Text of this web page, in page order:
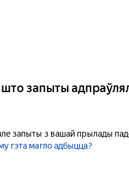
запыты
запыты з вашай прылады
гэта магло адбыцца?